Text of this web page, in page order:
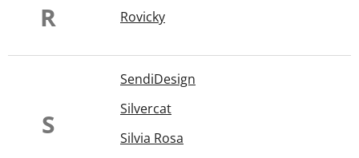
R Rovicky
S
SendiDesign
Silvercat
Silvia Rosa